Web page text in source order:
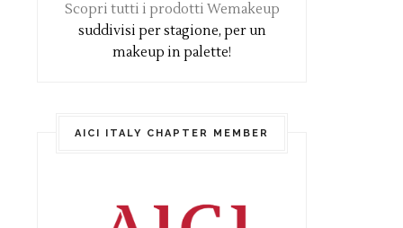
Scopri tutti i prodotti Wemakeup
suddivisi per stagione, per un
makeup in palette!
AICI ITALY CHAPTER MEMBER